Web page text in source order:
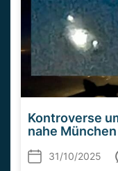
Kontroverse
nahe München
31/10/2025